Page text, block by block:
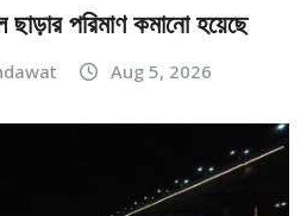
ছাড়ার পরিমাণ কমানো হয়েছে
Aug 5, 2026